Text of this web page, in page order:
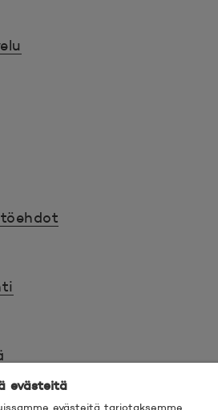
Hevosenkenkä 3, 02600
evästeitä
evästeitä tarjotaksemme